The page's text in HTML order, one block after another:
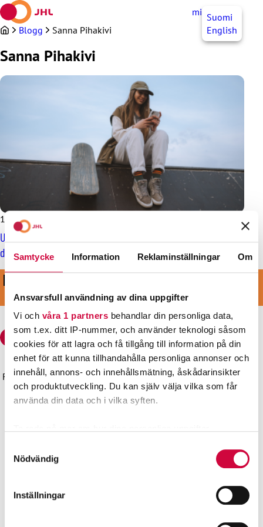
Samtycke Information Reklaminställningar Om
Ansvarsfull användning av dina uppgifter
Vi och våra 1 partners behandlar din personliga data,
som t.ex. ditt IP-nummer, och använder teknologi såsom
cookies för att lagra och få tillgång till information på din
enhet för att kunna tillhandahålla personliga annonser och
innehåll, annons- och innehållsmätning, åskådarinsikter
och produktutveckling. Du kan själv välja vilka som får
använda din data och i vilka syften.
Du kan ändra eller dra tillbaka ditt samtycke när som
Vi använder enhetsidentifierare för att anpassa innehållet
Nödvändig
Inställningar
Hoppa
till
innehållet
mittJHL SV
Suomi
English
Blogg Sanna Pihakivi
Sanna Pihakivi
16.5.2022
Ungdomsarbetet handlar om att växa upp tillsammans med
den unga
KOM MED I VÅRT STARKA LAG
BLI MEDLEM
Förbundet för den offentliga sektorn och välfärdsområdena
JHL
Gatuadress: Sörnäs strandväg 23, 00500 HELSINGFORS